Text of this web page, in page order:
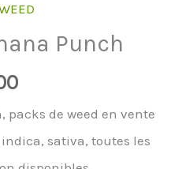
Punch
packs de weed en vente
sativa, toutes les